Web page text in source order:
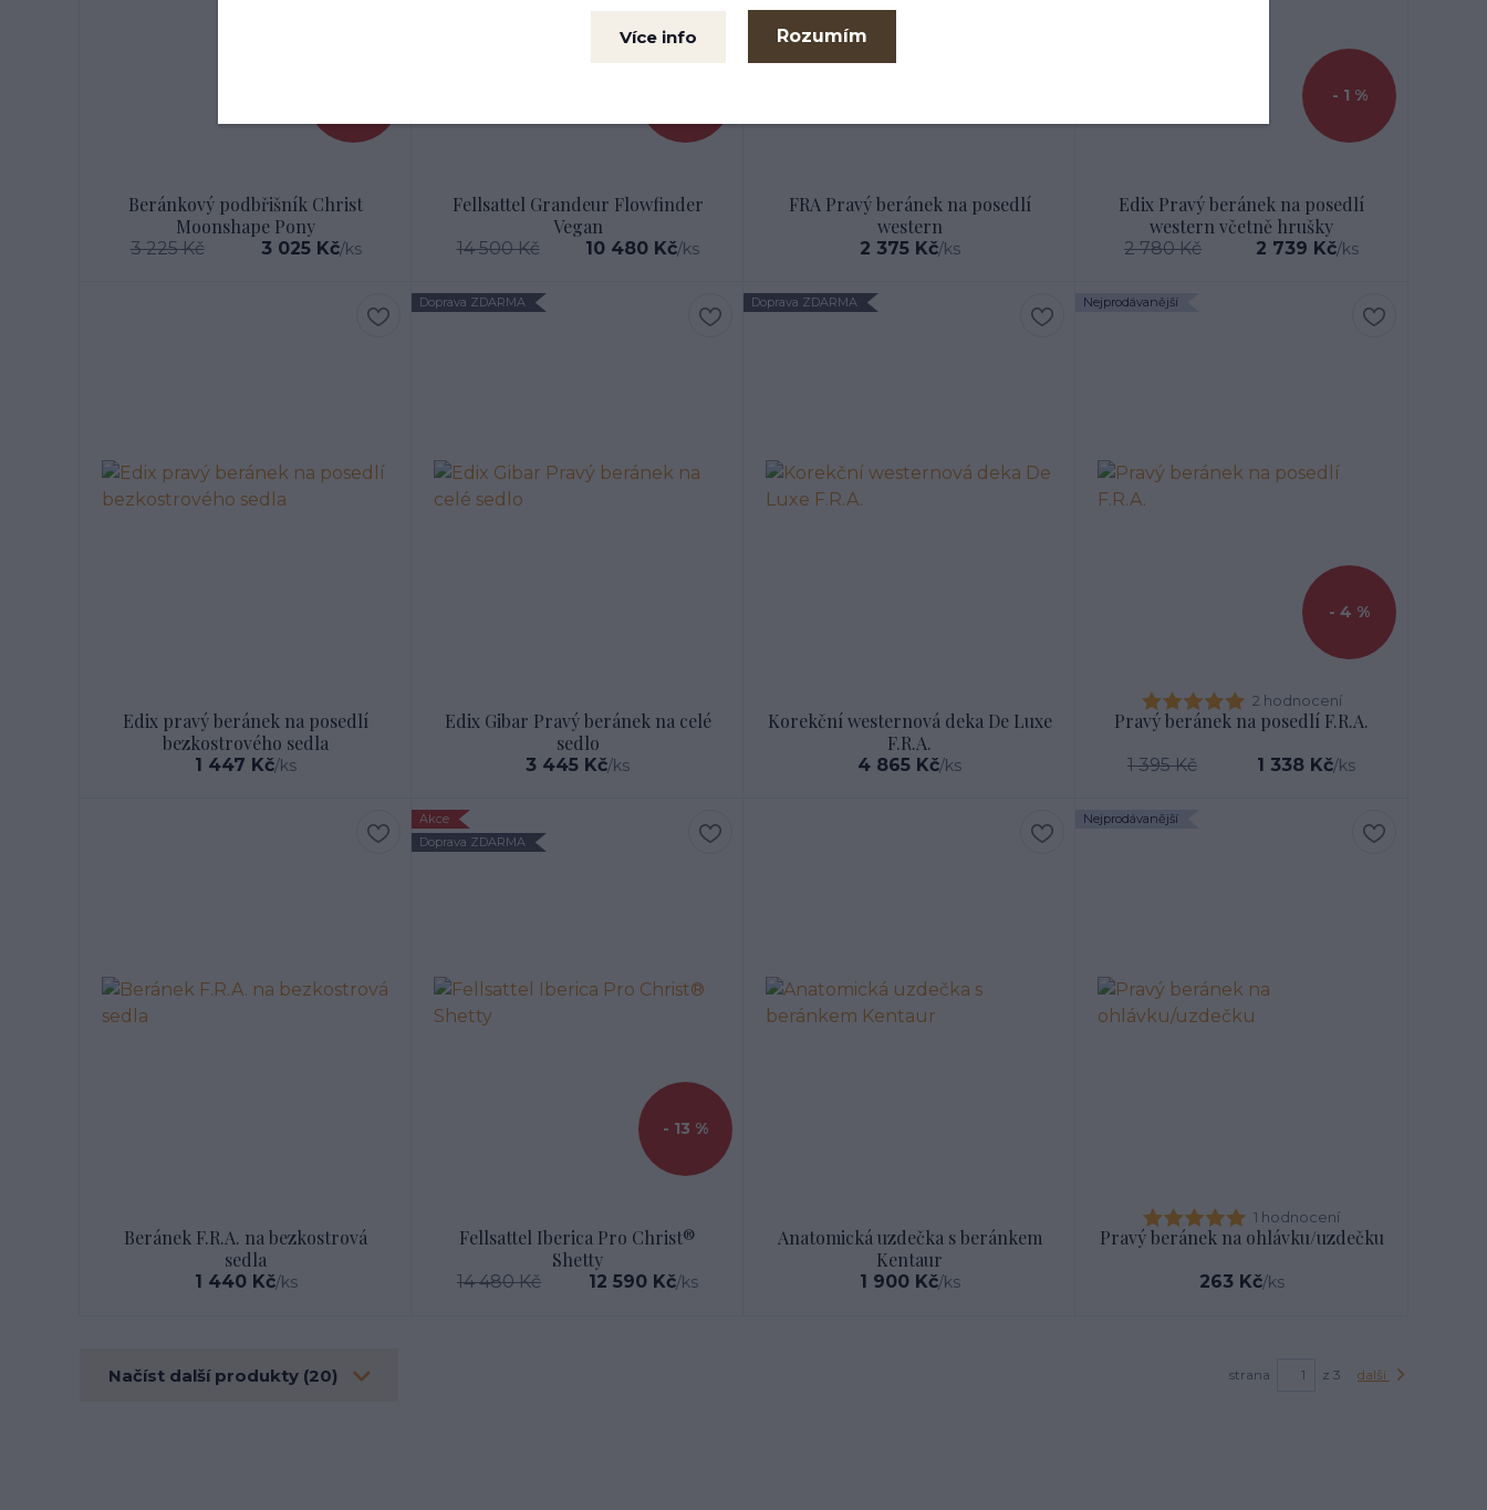
Beránkový podbřišník Christ
Moonshape Pony
3 225 Kč 3 025 Kč/ks
Fellsattel Grandeur Flowfinder
Vegan
14 500 Kč 10 480 Kč/ks
FRA Pravý beránek na posedlí
western
2 375 Kč/ks
- 1 %
Edix Pravý beránek na posedlí
western včetně hrušky
2 780 Kč 2 739 Kč/ks
Edix pravý beránek na posedlí
bezkostrového sedla
1 447 Kč/ks
Doprava ZDARMA
Edix Gibar Pravý beránek na celé
sedlo
3 445 Kč/ks
Doprava ZDARMA
Korekční westernová deka De Luxe
F.R.A.
4 865 Kč/ks
Nejprodávanější
- 4 %
2 hodnocení
Pravý beránek na posedlí F.R.A.
1 395 Kč 1 338 Kč/ks
Beránek F.R.A. na bezkostrová
sedla
1 440 Kč/ks
Akce
Doprava ZDARMA
- 13 %
Fellsattel Iberica Pro Christ®
Shetty
14 480 Kč 12 590 Kč/ks
Anatomická uzdečka s beránkem
Kentaur
1 900 Kč/ks
Nejprodávanější
1 hodnocení
Pravý beránek na ohlávku/uzdečku
263 Kč/ks
Načíst další produkty (20) strana z 3 další
Více info Rozumím